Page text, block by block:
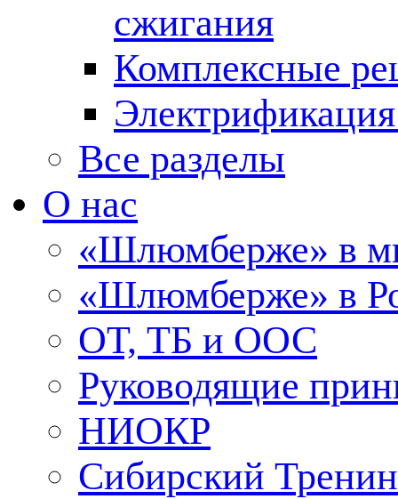
сжигания
Комплексные
Все разделы
О нас
«Шлюмберже» в
«Шлюмберже» в
ОТ, ТБ и ООС
Руководящие
НИОКР
Сибирский